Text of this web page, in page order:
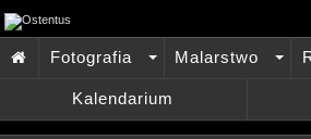

Fotografia
Malarstwo
Kalendarium